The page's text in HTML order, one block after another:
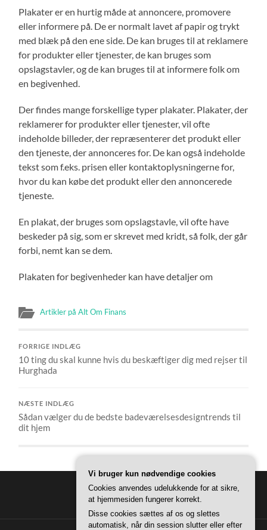
Plakater er en hurtig måde at annoncere, promovere
eller informere på. De er normalt lavet af papir og trykt
med blæk på den ene side. De kan bruges til at reklamere
for produkter eller tjenester, de kan bruges som
opslagstavler, og de kan bruges til at informere folk om
en begivenhed.
Der findes mange forskellige typer plakater. Plakater, der
reklamerer for produkter eller tjenester, vil ofte
indeholde billeder, der repræsenterer det produkt eller
den tjeneste, der annonceres for. De kan også indeholde
tekst som f.eks. prisen eller kontaktoplysningerne for,
hvor du kan købe det produkt eller den annoncerede
tjeneste.
En plakat, der bruges som opslagstavle, vil ofte have
beskeder på sig, som er skrevet med kridt, så folk, der går
forbi, nemt kan se dem.
Plakaten for begivenheder kan have detaljer om
Artikler på Alt Om Finans
FORRIGE INDLÆG
10 ting du skal kunne hvis du beskæftiger dig med rejser til
Hurghada
NÆSTE INDLÆG
Sådan vælger du de bedste badeværelsesdesigntrends til
dit hjem
Vi bruger kun nødvendige cookies
Cookies anvendes udelukkende for at sikre,
at hjemmesiden fungerer korrekt.
Disse cookies sættes af os og slettes
automatisk, når din session slutter eller efter